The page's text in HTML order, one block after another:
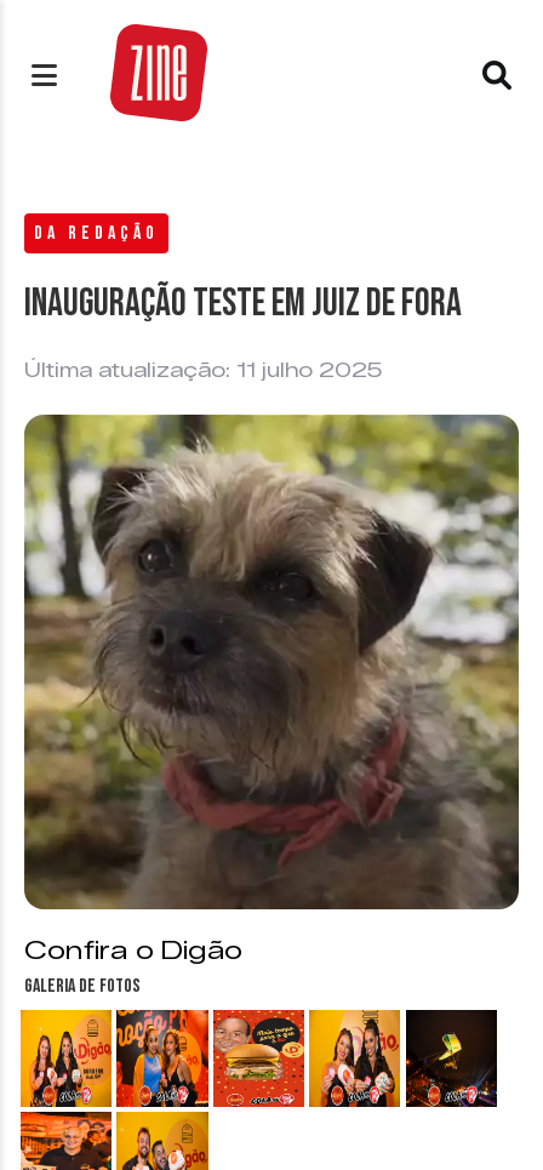
DA REDAÇÃO
Inauguração Teste Em Juiz de Fora
Última atualização: 11 julho 2025
Confira o Digão
Galeria de fotos